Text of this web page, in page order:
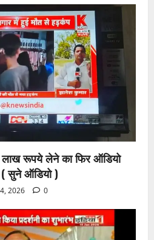
लाख रूपये लेने का फिर ऑडियो
( सुने ऑडियो )
2026 0